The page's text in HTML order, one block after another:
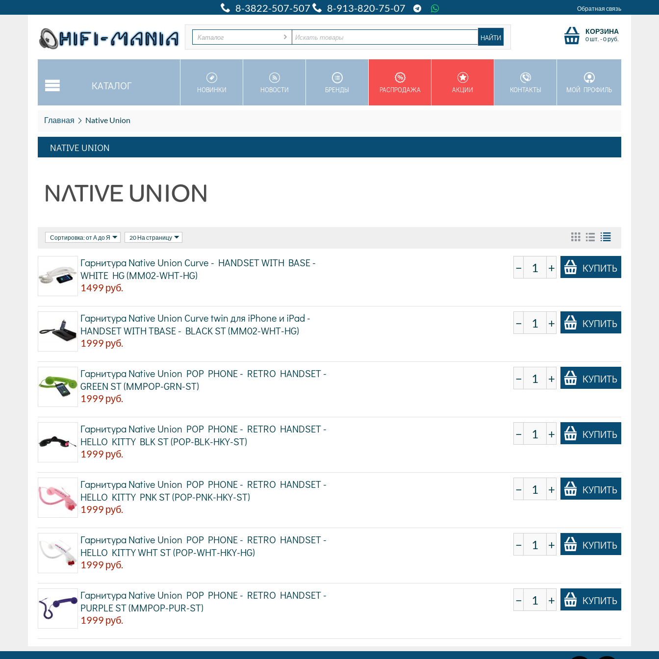
8-3822-507-507 8-913-820-75-07 Обратная связь
Каталог
КОРЗИНА
0 шт. -0руб.
КАТАЛОГ НОВИНКИ НОВОСТИ БРЕНДЫ РАСПРОДАЖА АКЦИИ КОНТАКТЫ МОЙ ПРОФИЛЬ
Главная Native Union
NATIVE UNION
Сортировка: от А до Я 20 На страницу
Гарнитура Native Union Curve - HANDSET WITH BASE -
WHITE HG (MM02-WHT-HG)
1499 руб.
− + КУПИТЬ
Гарнитура Native Union Curve twin для iPhone и iPad -
HANDSET WITH TBASE - BLACK ST (MM02-WHT-HG)
1999 руб.
− + КУПИТЬ
Гарнитура Native Union POP PHONE - RETRO HANDSET -
GREEN ST (MMPOP-GRN-ST)
1999 руб.
− + КУПИТЬ
Гарнитура Native Union POP PHONE - RETRO HANDSET -
HELLO KITTY BLK ST (POP-BLK-HKY-ST)
1999 руб.
− + КУПИТЬ
Гарнитура Native Union POP PHONE - RETRO HANDSET -
HELLO KITTY PNK ST (POP-PNK-HKY-ST)
1999 руб.
− + КУПИТЬ
Гарнитура Native Union POP PHONE - RETRO HANDSET -
HELLO KITTY WHT ST (POP-WHT-HKY-HG)
1999 руб.
− + КУПИТЬ
Гарнитура Native Union POP PHONE - RETRO HANDSET -
PURPLE ST (MMPOP-PUR-ST)
1999 руб.
− + КУПИТЬ